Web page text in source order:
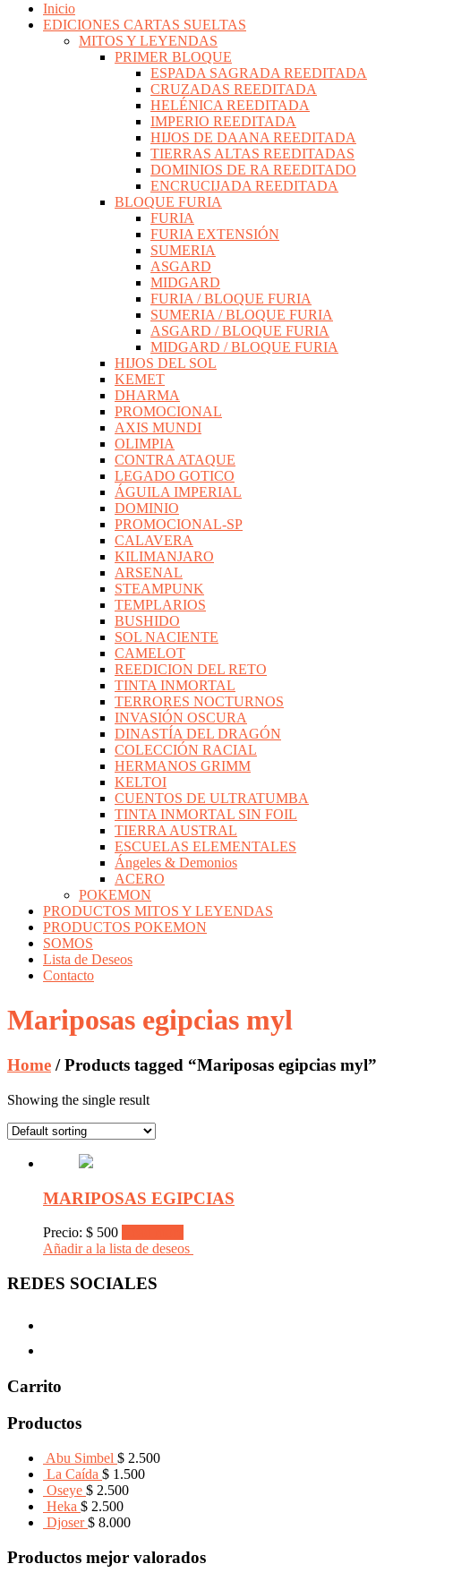
Inicio
EDICIONES CARTAS SUELTAS
MITOS Y LEYENDAS
PRIMER BLOQUE
ESPADA SAGRADA REEDITADA
CRUZADAS REEDITADA
HELÉNICA REEDITADA
IMPERIO REEDITADA
HIJOS DE DAANA REEDITADA
TIERRAS ALTAS REEDITADAS
DOMINIOS DE RA REEDITADO
ENCRUCIJADA REEDITADA
BLOQUE FURIA
FURIA
FURIA EXTENSIÓN
SUMERIA
ASGARD
MIDGARD
FURIA / BLOQUE FURIA
SUMERIA / BLOQUE FURIA
ASGARD / BLOQUE FURIA
MIDGARD / BLOQUE FURIA
HIJOS DEL SOL
KEMET
DHARMA
PROMOCIONAL
AXIS MUNDI
OLIMPIA
CONTRA ATAQUE
LEGADO GOTICO
ÁGUILA IMPERIAL
DOMINIO
PROMOCIONAL-SP
CALAVERA
KILIMANJARO
ARSENAL
STEAMPUNK
TEMPLARIOS
BUSHIDO
SOL NACIENTE
CAMELOT
REEDICION DEL RETO
TINTA INMORTAL
TERRORES NOCTURNOS
INVASIÓN OSCURA
DINASTÍA DEL DRAGÓN
COLECCIÓN RACIAL
HERMANOS GRIMM
KELTOI
CUENTOS DE ULTRATUMBA
TINTA INMORTAL SIN FOIL
TIERRA AUSTRAL
ESCUELAS ELEMENTALES
Ángeles & Demonios
ACERO
POKEMON
PRODUCTOS MITOS Y LEYENDAS
PRODUCTOS POKEMON
SOMOS
Lista de Deseos
Contacto
Mariposas egipcias myl
Home / Products tagged “Mariposas egipcias myl”
Showing the single result
MARIPOSAS EGIPCIAS
Precio: $ 500
Añadir a la lista de deseos
REDES SOCIALES
Carrito
Productos
Abu Simbel $ 2.500
La Caída $ 1.500
Oseye $ 2.500
Heka $ 2.500
Djoser $ 8.000
Productos mejor valorados